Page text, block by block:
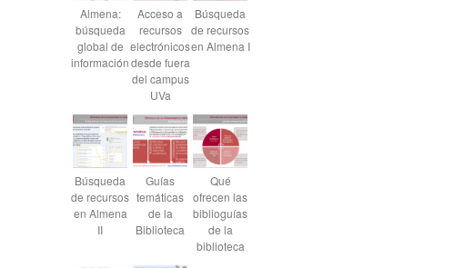
Almena:
búsqueda
global de
información
Acceso a
recursos
electrónicos
desde fuera
del campus
UVa
Búsqueda
de recursos
en Almena I
Búsqueda
de recursos
en Almena
II
Guías
temáticas
de la
Biblioteca
Qué
ofrecen las
biblioguías
de la
biblioteca